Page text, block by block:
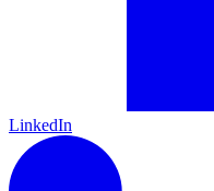
LinkedIn